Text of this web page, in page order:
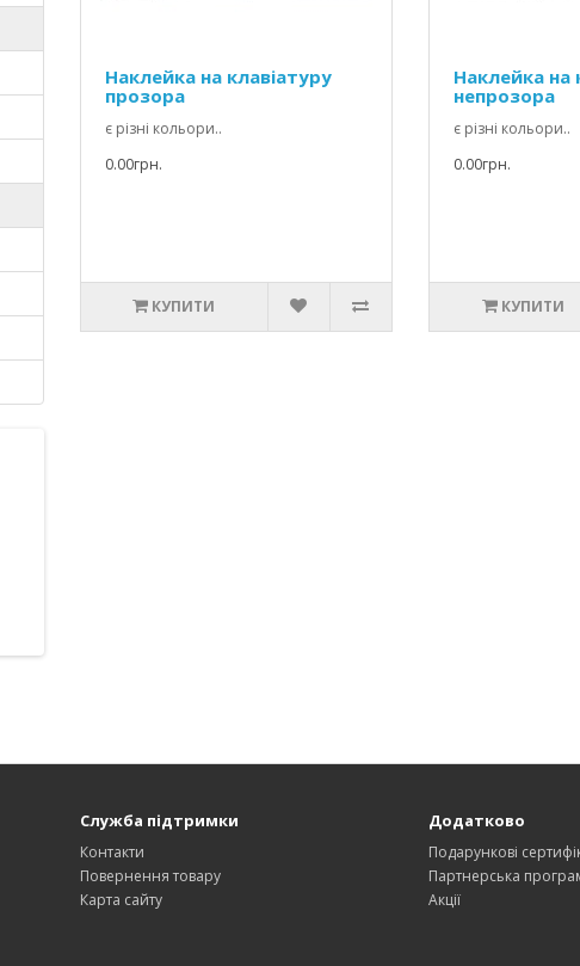
Наклейка на клавіатуру
прозора
є різні кольори..
0.00грн.
КУПИТИ
Наклейка на
непрозора
є різні кольори..
0.00грн.
КУПИТИ
Служба підтримки
Контакти
Повернення товару
Карта сайту
Додатково
Подарункові
Партнерська
Акції